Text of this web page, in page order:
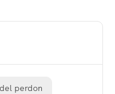
perdon